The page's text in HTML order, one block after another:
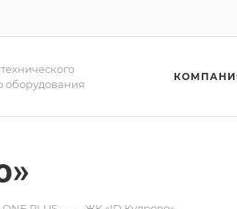
оборудования